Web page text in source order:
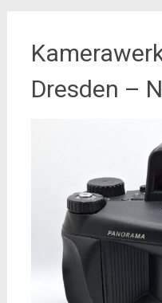
Dresden –